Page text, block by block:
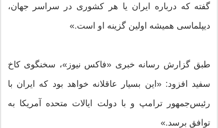
گفته که درباره ایران یا هر کشوری در سراسر جهان،
دیپلماسی همیشه اولین گزینه او است.»
طبق گزارش رسانه خبری «فاکس نیوز»، سخنگوی کاخ
سفید افزود: «این بسیار عاقلانه خواهد بود که ایران با
رئیس‌جمهور ترامپ و با دولت ایالات متحده آمریکا به
توافق برسد.»